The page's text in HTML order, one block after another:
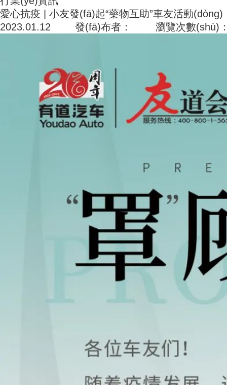
愛心抗疫 | 小友發(fā)起“藥物互助”車友活動(dòng)
2023.01.12 發(fā)布者： 瀏覽次數(shù)